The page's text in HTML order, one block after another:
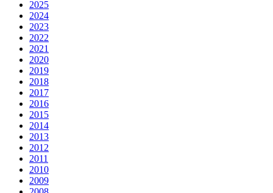
2025
2024
2023
2022
2021
2020
2019
2018
2017
2016
2015
2014
2013
2012
2011
2010
2009